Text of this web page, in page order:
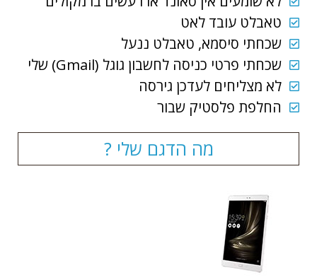
טאבלט עובד לאט
שכחתי סיסמא, טאבלט ננעל
שכחתי פרטי כניסה לחשבון גוגל (Gmail) שלי
לא מצליחים לעדכן גירסה
החלפת פלסטיק שבור
מה הדגם שלי ?